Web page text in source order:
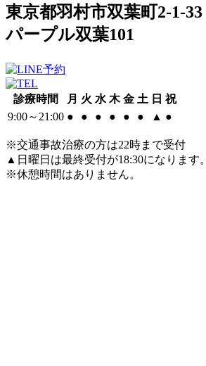
東京都羽村市双葉町2-1-33
パープル双葉101
診療時間 月 火 水 木 金 土 日 祝
9:00～21:00 ● ● ● ● ● ● ▲ ●
※交通事故治療の方は22時まで受付
▲日曜日は最終受付が18:30になります。
※休憩時間はありません。